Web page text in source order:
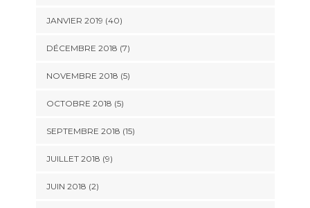
JANVIER 2019 (40)
DÉCEMBRE 2018 (7)
NOVEMBRE 2018 (5)
OCTOBRE 2018 (5)
SEPTEMBRE 2018 (15)
JUILLET 2018 (9)
JUIN 2018 (2)